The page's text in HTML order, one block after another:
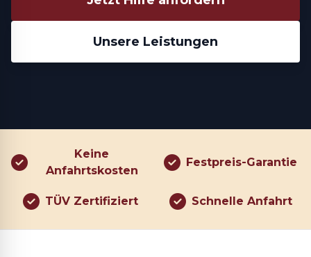
Unsere Leistungen
Keine
Anfahrtskosten
Festpreis-Garantie
TÜV Zertifiziert Schnelle Anfahrt